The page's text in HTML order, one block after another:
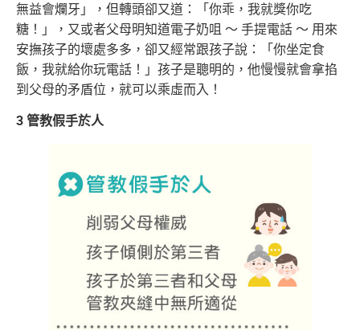
無益會爛牙」，但轉頭卻又道：「你乖，我就獎你吃
糖！」，又或者父母明知道電子奶咀 ～ 手提電話 ～ 用來
安撫孩子的壞處多多，卻又經常跟孩子說：「你坐定食
飯，我就給你玩電話！」孩子是聰明的，他慢慢就會拿掐
到父母的矛盾位，就可以乘虛而入！
3 管教假手於人